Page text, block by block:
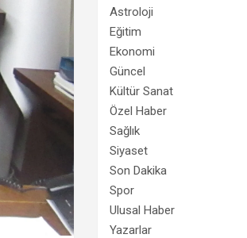
Astroloji
Eğitim
Ekonomi
Güncel
Kültür Sanat
Özel Haber
Sağlık
Siyaset
Son Dakika
Spor
Ulusal Haber
Yazarlar